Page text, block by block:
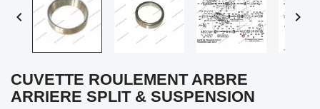
 
CUVETTE ROULEMENT ARBRE
ARRIERE SPLIT & SUSPENSION